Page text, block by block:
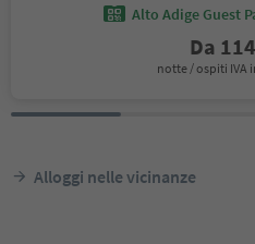
Alto Adige Guest
Da 114
notte / ospiti IVA
Alloggi nelle vicinanze